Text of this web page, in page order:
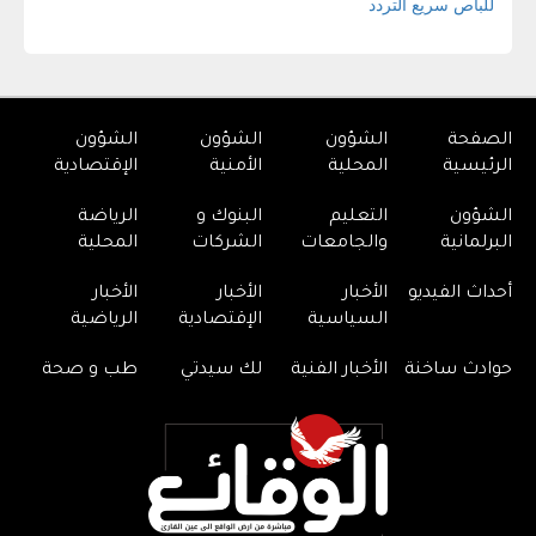
الصفحة
الرئيسية
الشؤون
المحلية
الشؤون
الأمنية
الشؤون
الإقتصادية
الشؤون
البرلمانية
التعليم
والجامعات
البنوك و
الشركات
الرياضة
المحلية
أحداث الفيديو
الأخبار
السياسية
الأخبار
الإقتصادية
الأخبار
الرياضية
حوادث ساخنة الأخبار الفنية لك سيدتي طب و صحة